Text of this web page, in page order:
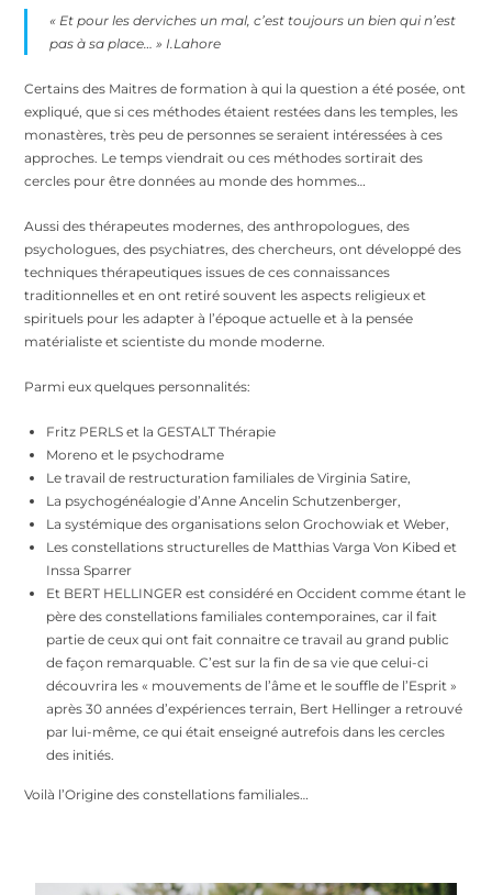
« Et pour les derviches un mal, c’est toujours un bien qui n’est
pas à sa place… » I.Lahore
Certains des Maitres de formation à qui la question a été posée, ont
expliqué, que si ces méthodes étaient restées dans les temples, les
monastères, très peu de personnes se seraient intéressées à ces
approches. Le temps viendrait ou ces méthodes sortirait des
cercles pour être données au monde des hommes…
Aussi des thérapeutes modernes, des anthropologues, des
psychologues, des psychiatres, des chercheurs, ont développé des
techniques thérapeutiques issues de ces connaissances
traditionnelles et en ont retiré souvent les aspects religieux et
spirituels pour les adapter à l’époque actuelle et à la pensée
matérialiste et scientiste du monde moderne.
Parmi eux quelques personnalités:
Fritz PERLS et la GESTALT Thérapie
Moreno et le psychodrame
Le travail de restructuration familiales de Virginia Satire,
La psychogénéalogie d’Anne Ancelin Schutzenberger,
La systémique des organisations selon Grochowiak et Weber,
Les constellations structurelles de Matthias Varga Von Kibed et
Inssa Sparrer
Et BERT HELLINGER est considéré en Occident comme étant le
père des constellations familiales contemporaines, car il fait
partie de ceux qui ont fait connaitre ce travail au grand public
de façon remarquable. C’est sur la fin de sa vie que celui-ci
découvrira les « mouvements de l’âme et le souffle de l’Esprit »
après 30 années d’expériences terrain, Bert Hellinger a retrouvé
par lui-même, ce qui était enseigné autrefois dans les cercles
des initiés.
Voilà l’Origine des constellations familiales…